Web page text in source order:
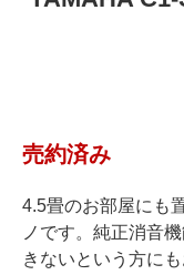
グランドピアノ
ベヒシュタイングラ
ベヒシュタインア
ホフマングランド
売約済み
4.5畳のお部屋にも
ノです。純正消音
きないという方にも